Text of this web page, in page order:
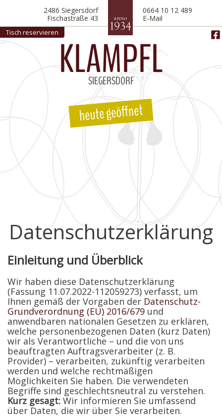
2486 Siegersdorf
Fischastraße 43
0664 10 12 489
E-Mail
Tisch reservieren
KLAMPFL
SIEGERSDORF
heute geöffnet
Datenschutzerklärung
Einleitung und Überblick
Wir haben diese Datenschutzerklärung
(Fassung 11.07.2022-112059273) verfasst, um
Ihnen gemäß der Vorgaben der Datenschutz-
Grundverordnung (EU) 2016/679 und
anwendbaren nationalen Gesetzen zu erklären,
welche personenbezogenen Daten (kurz Daten)
wir als Verantwortliche – und die von uns
beauftragten Auftragsverarbeiter (z. B.
Provider) – verarbeiten, zukünftig verarbeiten
werden und welche rechtmäßigen
Möglichkeiten Sie haben. Die verwendeten
Begriffe sind geschlechtsneutral zu verstehen.
Kurz gesagt: Wir informieren Sie umfassend
über Daten, die wir über Sie verarbeiten.